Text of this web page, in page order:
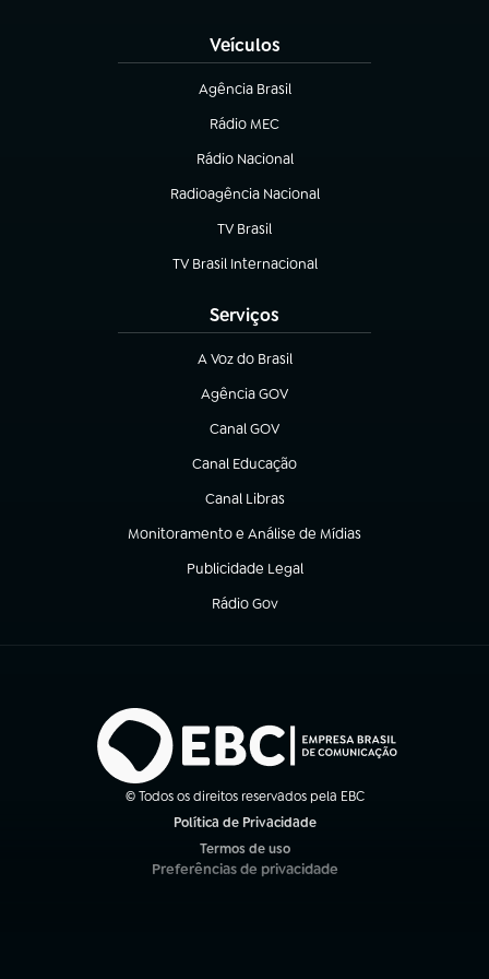
Veículos
Agência Brasil
(abre em nova aba)
Rádio MEC
(abre em nova aba)
Rádio Nacional
Radioagência Nacional
(abre em nova aba)
TV Brasil
(abre em nova aba)
TV Brasil Internacional
(abre em nova aba)
Serviços
A Voz do Brasil
(abre em nova aba)
Agência GOV
(abre em nova aba)
Canal GOV
(abre em nova aba)
Canal Educação
(abre em nova aba)
Canal Libras
(abre em nova aba)
Monitoramento e Análise de Mídias
(abre em nova aba)
Publicidade Legal
(abre em nova aba)
Rádio Gov
(abre em nova aba)
© Todos os direitos reservados pela EBC
Política de Privacidade
Termos de uso
(abre em nova aba)
Preferências de privacidade